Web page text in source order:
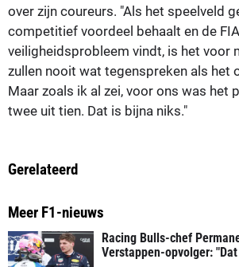
over zijn coureurs. "Als het speelveld
competitief voordeel behaalt en de
veiligheidsprobleem vindt, is het voor
zullen nooit wat tegenspreken als het
Maar zoals ik al zei, voor ons was het
twee uit tien. Dat is bijna niks."
Gerelateerd
Meer F1-nieuws
Racing Bulls-chef
Verstappen-opvolger: